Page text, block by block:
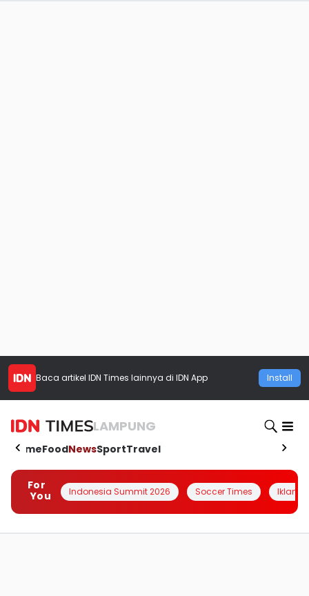
Baca artikel IDN Times lainnya di IDN App Install
LAMPUNG
HomeFoodNewsSportTravel
For
You
Indonesia Summit 2026 Soccer Times Iklanin